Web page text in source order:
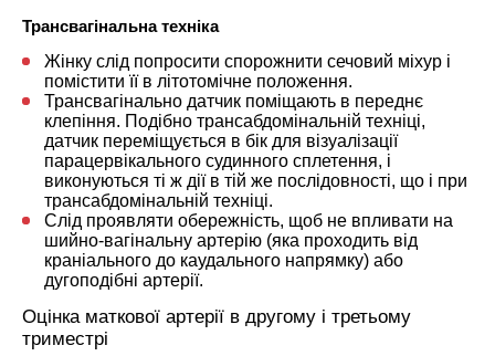
Трансвагінальна техніка
Жінку слід попросити спорожнити сечовий міхур і
помістити її в літотомічне положення.
Трансвагінально датчик поміщають в переднє
клепіння. Подібно трансабдомінальній техніці,
датчик переміщується в бік для візуалізації
парацервікального судинного сплетення, і
виконуються ті ж дії в тій же послідовності, що і при
трансабдомінальній техніці.
Слід проявляти обережність, щоб не впливати на
шийно-вагінальну артерію (яка проходить від
краніального до каудального напрямку) або
дугоподібні артерії.
Оцінка маткової артерії в другому і третьому
триместрі